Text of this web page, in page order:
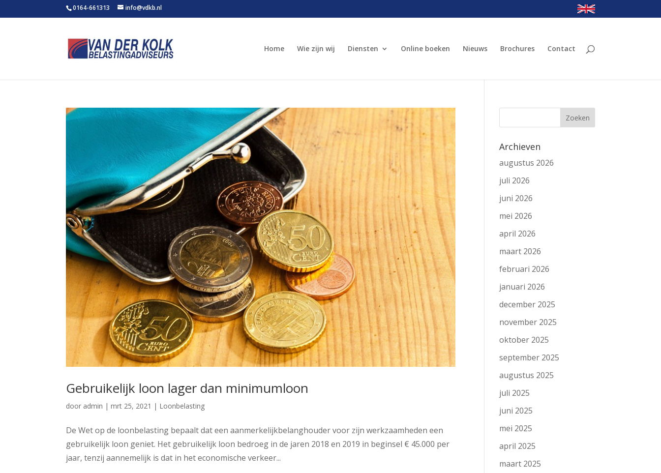
0164-661313 info@vdkb.nl
Home Wie zijn wij Diensten Online boeken Nieuws Brochures Contact
Gebruikelijk loon lager dan minimumloon
door admin |mrt 25, 2021 | Loonbelasting
De Wet op de loonbelasting bepaalt dat een aanmerkelijkbelanghouder voor zijn werkzaamheden een
gebruikelijk loon geniet. Het gebruikelijk loon bedroeg in de jaren 2018 en 2019 in beginsel € 45.000 per
jaar, tenzij aannemelijk is dat in het economische verkeer...
Archieven
augustus 2026
juli 2026
juni 2026
mei 2026
april 2026
maart 2026
februari 2026
januari 2026
december 2025
november 2025
oktober 2025
september 2025
augustus 2025
juli 2025
juni 2025
mei 2025
april 2025
maart 2025